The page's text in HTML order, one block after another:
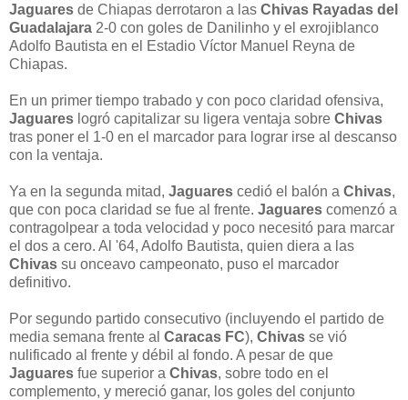
Jaguares de Chiapas derrotaron a las Chivas Rayadas del
Guadalajara 2-0 con goles de Danilinho y el exrojiblanco
Adolfo Bautista en el Estadio Víctor Manuel Reyna de
Chiapas.
En un primer tiempo trabado y con poco claridad ofensiva,
Jaguares logró capitalizar su ligera ventaja sobre Chivas
tras poner el 1-0 en el marcador para lograr irse al descanso
con la ventaja.
Ya en la segunda mitad, Jaguares cedió el balón a Chivas,
que con poca claridad se fue al frente. Jaguares comenzó a
contragolpear a toda velocidad y poco necesitó para marcar
el dos a cero. Al '64, Adolfo Bautista, quien diera a las
Chivas su onceavo campeonato, puso el marcador
definitivo.
Por segundo partido consecutivo (incluyendo el partido de
media semana frente al Caracas FC), Chivas se vió
nulificado al frente y débil al fondo. A pesar de que
Jaguares fue superior a Chivas, sobre todo en el
complemento, y mereció ganar, los goles del conjunto